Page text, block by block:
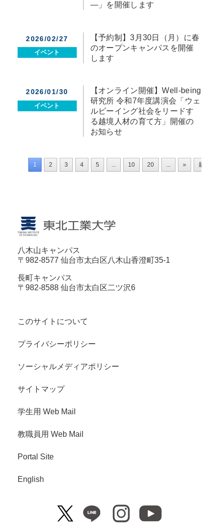
―」を開催します
2026/02/27
イベント
【予約制】3月30日（月）に春
のオープンキャンパスを開催
します
2026/01/30
イベント
【オンライン開催】Well-being
研究所 令和7年度講演会「ウェ
ルビーイング社会をリードす
る越境人材の育て方」開催の
お知らせ
1 2 3 4 5 ... 10 20 ... » 最後 »
八木山キャンパス
〒982-8577 仙台市太白区八木山香澄町35-1
長町キャンパス
〒982-8588 仙台市太白区二ツ沢6
このサイトについて
プライバシーポリシー
ソーシャルメディアポリシー
サイトマップ
学生用 Web Mail
教職員用 Web Mail
Portal Site
English